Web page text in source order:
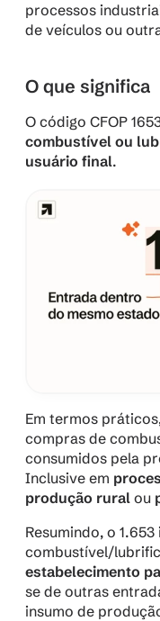
processos
de veículos ou
O que significa
O código CFOP
combustível ou
usuário final.
Em termos
compras de
consumidos pela
Inclusive em
produção rural ou
Resumindo, o
combustível/
estabelecimento
se de outras
insumo de